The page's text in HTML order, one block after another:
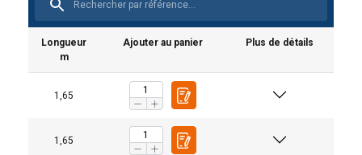
Longueur
m
Ajouter au panier Plus de détails
1,65
1,65
Plage de température d'utilisation: